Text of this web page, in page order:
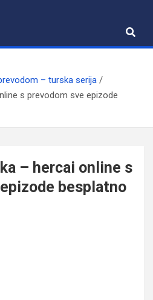
– turska serija
s prevodom sve epizode
– hercai online s
besplatno